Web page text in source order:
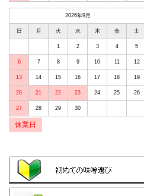
2026年9月
日 月 火 水 木 金 土
1 2 3 4 5
6 7 8 9 10 11 12
13 14 15 16 17 18 19
20 21 22 23 24 25 26
27 28 29 30
休業日